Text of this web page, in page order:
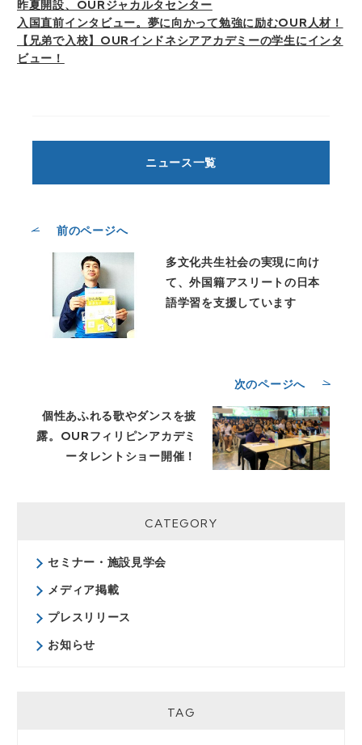
昨夏開設、OURジャカルタセンター
入国直前インタビュー。夢に向かって勉強に励むOUR人材！
【兄弟で入校】OURインドネシアアカデミーの学生にインタ
ビュー！
ニュース一覧
前のページへ
多文化共生社会の実現に向け
て、外国籍アスリートの日本
語学習を支援しています
次のページへ
個性あふれる歌やダンスを披
露。OURフィリピンアカデミ
ータレントショー開催！
CATEGORY
セミナー・施設見学会
メディア掲載
プレスリリース
お知らせ
TAG